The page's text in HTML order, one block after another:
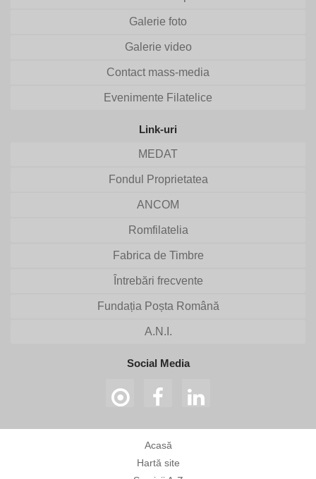
Galerie foto
Galerie video
Contact mass-media
Evenimente Filatelice
Link-uri
MEDAT
Fondul Proprietatea
ANCOM
Romfilatelia
Fabrica de Timbre
Întrebări frecvente
Fundația Poșta Română
A.N.I.
Social Media
Acasă
Hartă site